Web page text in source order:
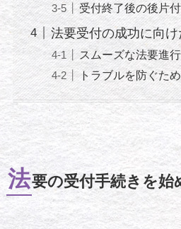
受付終了後の後片
法要受付の成功に向け
スムーズな法要進
トラブルを防ぐた
法要の受付手続きを始